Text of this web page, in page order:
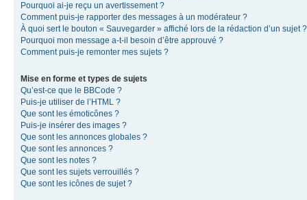
Pourquoi ai-je reçu un avertissement ?
Comment puis-je rapporter des messages à un modérateur ?
À quoi sert le bouton « Sauvegarder » affiché lors de la rédaction d’un sujet ?
Pourquoi mon message a-t-il besoin d’être approuvé ?
Comment puis-je remonter mes sujets ?
Mise en forme et types de sujets
Qu’est-ce que le BBCode ?
Puis-je utiliser de l’HTML ?
Que sont les émoticônes ?
Puis-je insérer des images ?
Que sont les annonces globales ?
Que sont les annonces ?
Que sont les notes ?
Que sont les sujets verrouillés ?
Que sont les icônes de sujet ?